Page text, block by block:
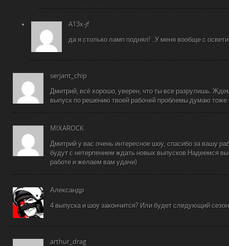
A13x-jf
да я столько ламп поднял! ..У меня вообще с
serjant_chip
Дмитрий, всё хорошо, уверен, что ты все разрулишь.
выпуск по решению твоей рабочей проблемы думаю
MIXAROCK
Дмитрий у вас очень интересное шоу, спасибо за вашу
будут с нетерпением ждать новых выпусков.Надеемся
работе и желаем вам удачи)
Александр
4 выпуска и шоу закончится? Или будет следующий
arthur_drag